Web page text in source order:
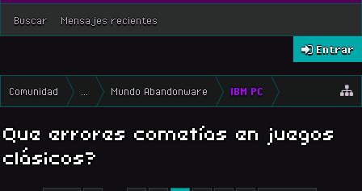
Buscar Mensajes recientes
Entrar
Comunidad Mundo Abandonware IBM PC
Que errores cometías en juegos
clásicos?